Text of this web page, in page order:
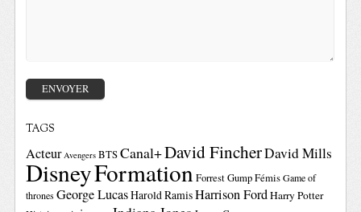
TAGS
Acteur Avengers BTSCanal+David FincherDavid Mills
DisneyFormationForrest GumpFémis Game of
thrones George LucasHarold RamisHarrison FordHarry Potter